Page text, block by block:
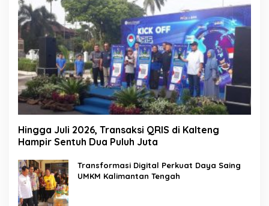
Hingga Juli 2026, Transaksi QRIS di Kalteng
Hampir Sentuh Dua Puluh Juta
Transformasi Digital Perkuat Daya Saing
UMKM Kalimantan Tengah